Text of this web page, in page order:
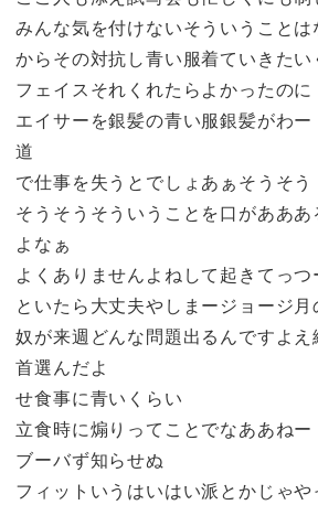
みんな気を付けないそういうことは
からその対抗し青い服着ていきたい
フェイスそれくれたらよかったのに
エイサーを銀髪の青い服銀髪がわー
道
で仕事を失うとでしょあぁそうそう
そうそうそういうことを口があああ
よなぁ
よくありませんよねして起きてっつ
といたら大丈夫やしまージョージ月
奴が来週どんな問題出るんですよえ
首選んだよ
せ食事に青いくらい
立食時に煽りってことでなああねー
ブーバず知らせぬ
フィットいうはいはい派とかじゃや